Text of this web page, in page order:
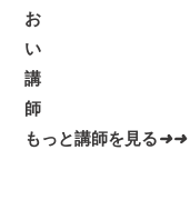
お
い
講
師
もっと講師を見る➜➜